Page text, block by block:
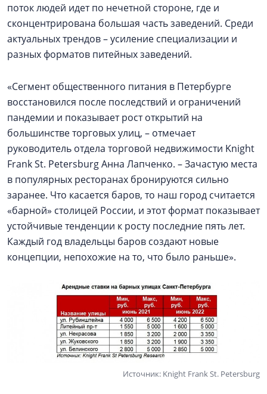
поток людей идет по нечетной стороне, где и
сконцентрирована большая часть заведений. Среди
актуальных трендов – усиление специализации и
разных форматов питейных заведений.
«Сегмент общественного питания в Петербурге
восстановился после последствий и ограничений
пандемии и показывает рост открытий на
большинстве торговых улиц, – отмечает
руководитель отдела торговой недвижимости Knight
Frank St. Petersburg Анна Лапченко. – Зачастую места
в популярных ресторанах бронируются сильно
заранее. Что касается баров, то наш город считается
«барной» столицей России, и этот формат показывает
устойчивые тенденции к росту последние пять лет.
Каждый год владельцы баров создают новые
концепции, непохожие на то, что было раньше».
Источник: Knight Frank St. Petersburg